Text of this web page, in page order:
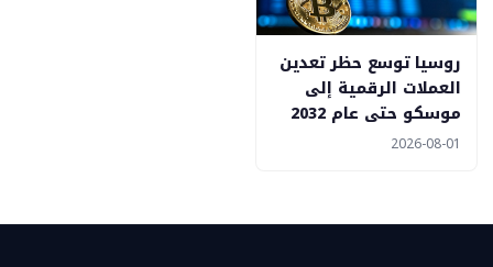
روسيا توسع حظر تعدين
العملات الرقمية إلى
موسكو حتى عام 2032
2026-08-01